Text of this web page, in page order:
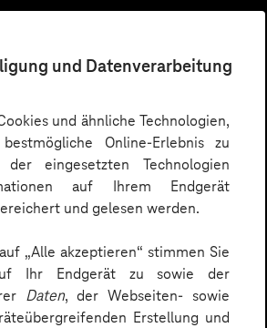
und Datenverarbeitung
und ähnliche Technologien,
Online-Erlebnis zu
eingesetzten Technologien
auf Ihrem Endgerät
und gelesen werden.
„Alle akzeptieren“ stimmen Sie
Ihr Endgerät zu sowie der
Daten, der Webseiten- sowie
Erstellung und
überzeugt mit
– über UX, agiles
Prozessoptimierung
Online-Shop als leicht zu
Portal auch für das B2B-
Industriebetrieben
er sichert die Zukunftsfähigkeit
enorm. Durch
werden Sales-Prozesse
Mitarbeitenden bleibt mehr Zeit
Kundenservice.